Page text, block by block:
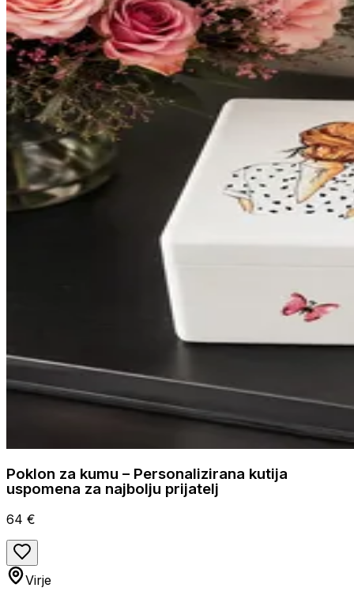
Poklon za kumu – Personalizirana kutija
uspomena za najbolju prijatelj
64 €
Virje